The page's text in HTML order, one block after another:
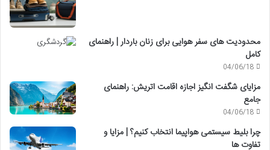
محدودیت های سفر هوایی برای زنان باردار | راهنمای
کامل
04/06/18
مزایای شگفت انگیز اجازه اقامت اتریش: راهنمای
جامع
04/06/18
چرا بلیط سیستمی هواپیما انتخاب کنیم؟ | مزایا و
تفاوت ها